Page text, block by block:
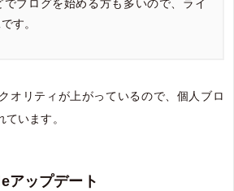
でブログを始める方も多いので、ライ
す。
オリティが上がっているので、個人ブロ
います。
ップデート